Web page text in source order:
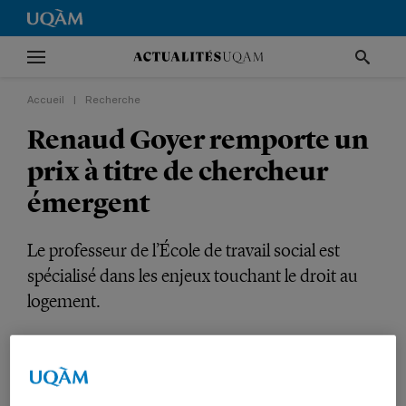
Accueil Recherche
Renaud Goyer remporte un
prix à titre de chercheur
émergent
Le professeur de l’École de travail social est
spécialisé dans les enjeux touchant le droit au
logement.
SCIENCES HUMAINES